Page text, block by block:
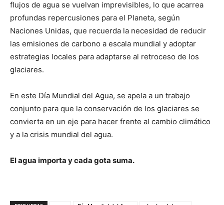
flujos de agua se vuelvan imprevisibles, lo que acarrea
profundas repercusiones para el Planeta, según
Naciones Unidas, que recuerda la necesidad de reducir
las emisiones de carbono a escala mundial y adoptar
estrategias locales para adaptarse al retroceso de los
glaciares.
En este Día Mundial del Agua, se apela a un trabajo
conjunto para que la conservación de los glaciares se
convierta en un eje para hacer frente al cambio climático
y a la crisis mundial del agua.
El agua importa y cada gota suma.